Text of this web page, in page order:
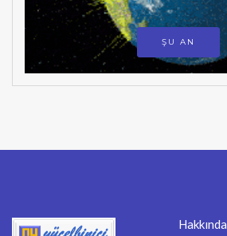
ŞU AN
Hakkında